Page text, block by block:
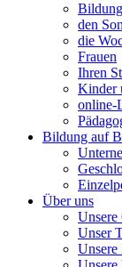
den
die
Frauen
Ihren
Kinder
online-
Bildung auf
Über uns
Unsere
Unser
Unsere